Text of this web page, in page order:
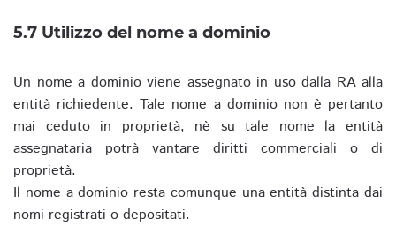
5.7 Utilizzo del nome a dominio
Un nome a dominio viene assegnato in uso dalla RA alla
entità richiedente. Tale nome a dominio non è pertanto
mai ceduto in proprietà, nè su tale nome la entità
assegnataria potrà vantare diritti commerciali o di
proprietà.
Il nome a dominio resta comunque una entità distinta dai
nomi registrati o depositati.